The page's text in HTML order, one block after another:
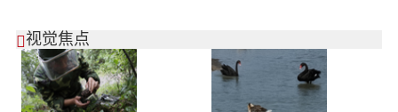
视觉焦点